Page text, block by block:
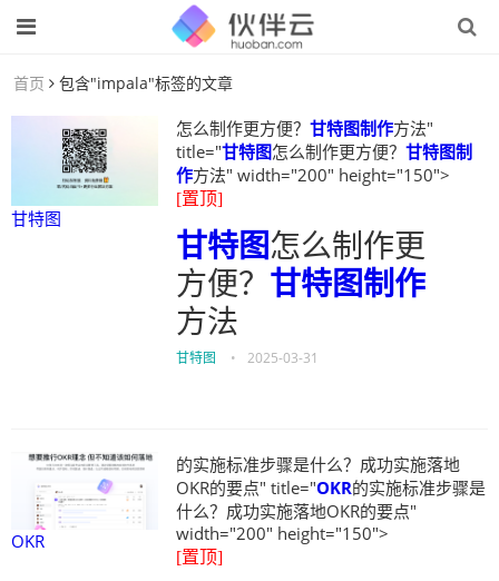
首页 包含"impala"标签的文章
甘特图
怎么制作更方便？ 甘特图制作方法"
title="甘特图怎么制作更方便？ 甘特图制
作方法" width="200" height="150">
[置顶]
甘特图怎么制作更
方便？ 甘特图制作
方法
甘特图 • 2025-03-31
OKR
的实施标准步骤是什么？成功实施落地
OKR的要点" title="OKR的实施标准步骤是
什么？成功实施落地OKR的要点"
width="200" height="150">
[置顶]